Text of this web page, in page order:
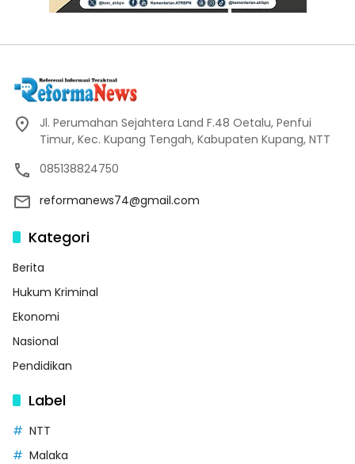
Jl. Perumahan Sejahtera Land F.48 Oetalu, Penfui
Timur, Kec. Kupang Tengah, Kabupaten Kupang, NTT
085138824750
reformanews74@gmail.com
Kategori
Berita
Hukum Kriminal
Ekonomi
Nasional
Pendidikan
Label
NTT
Malaka